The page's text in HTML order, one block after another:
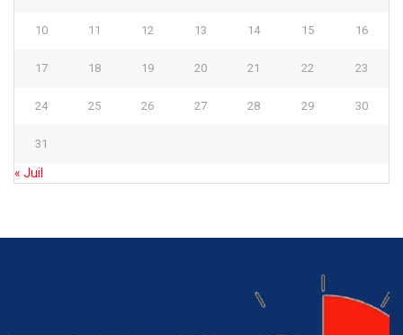
10 11 12 13 14 15 16
17 18 19 20 21 22 23
24 25 26 27 28 29 30
31
« Juil